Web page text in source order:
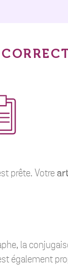
prête. Votre
la
également